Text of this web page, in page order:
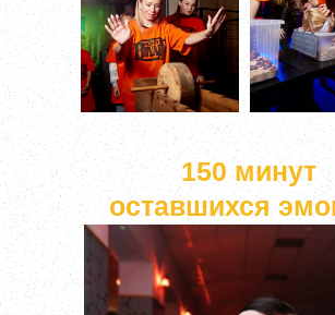
150 минут
оставшихся